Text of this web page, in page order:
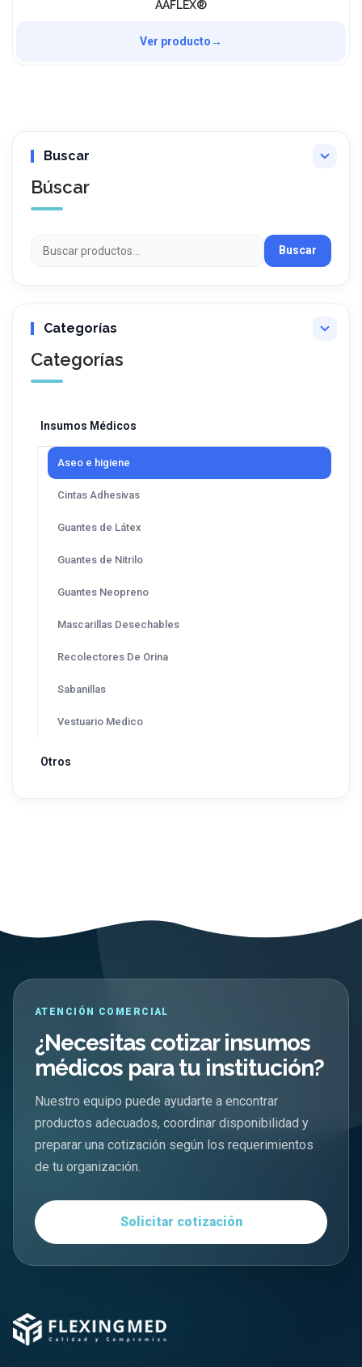
AATEX®
Ver producto→
Búscar
Buscar
Categorías
Insumos Médicos
Aseo e higiene
Cintas Adhesivas
Guantes de Látex
Guantes de Nitrilo
Guantes Neopreno
Mascarillas Desechables
Recolectores De Orina
Sabanillas
Vestuario Medico
Otros
ATENCIÓN COMERCIAL
¿Necesitas cotizar insumos
médicos para tu institución?
Nuestro equipo puede ayudarte a encontrar
productos adecuados, coordinar disponibilidad y
preparar una cotización según los requerimientos
de tu organización.
Solicitar cotización